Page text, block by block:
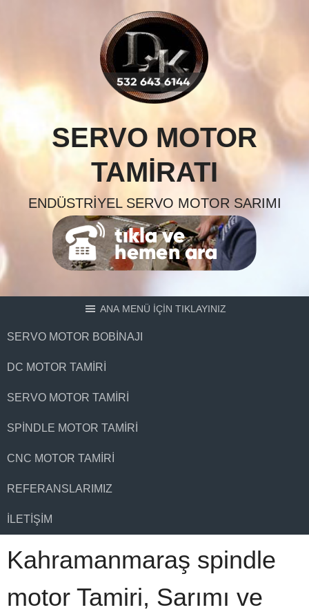
SERVO MOTOR
TAMIRATI
ENDÜSTRIYEL SERVO MOTOR SARIMI
ANA MENÜ İÇİN TIKLAYINIZ
SERVO MOTOR BOBINAJI
DC MOTOR TAMIRI
SERVO MOTOR TAMIRI
SPINDLE MOTOR TAMIRI
CNC MOTOR TAMIRI
REFERANSLARIMIZ
İLETIŞIM
Kahramanmaraş spindle
motor Tamiri, Sarımı ve